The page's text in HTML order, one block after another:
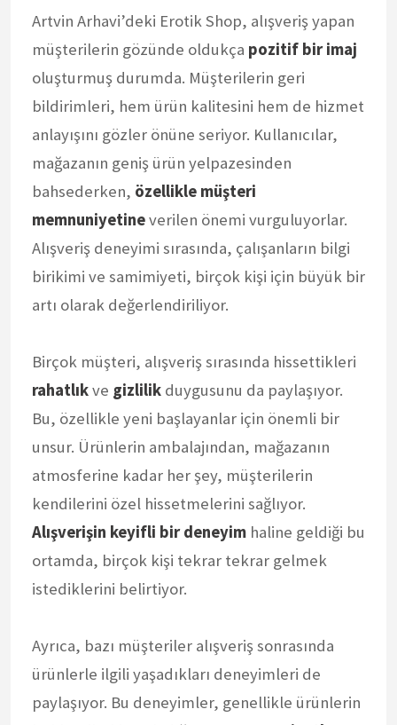
Artvin Arhavi’deki Erotik Shop, alışveriş yapan
müşterilerin gözünde oldukça pozitif bir imaj
oluşturmuş durumda. Müşterilerin geri
bildirimleri, hem ürün kalitesini hem de hizmet
anlayışını gözler önüne seriyor. Kullanıcılar,
mağazanın geniş ürün yelpazesinden
bahsederken, özellikle müşteri
memnuniyetineverilen önemi vurguluyorlar.
Alışveriş deneyimi sırasında, çalışanların bilgi
birikimi ve samimiyeti, birçok kişi için büyük bir
artı olarak değerlendiriliyor.
Birçok müşteri, alışveriş sırasında hissettikleri
rahatlıkve gizlilik duygusunu da paylaşıyor.
Bu, özellikle yeni başlayanlar için önemli bir
unsur. Ürünlerin ambalajından, mağazanın
atmosferine kadar her şey, müşterilerin
kendilerini özel hissetmelerini sağlıyor.
Alışverişin keyifli bir deneyim haline geldiği bu
ortamda, birçok kişi tekrar tekrar gelmek
istediklerini belirtiyor.
Ayrıca, bazı müşteriler alışveriş sonrasında
ürünlerle ilgili yaşadıkları deneyimleri de
paylaşıyor. Bu deneyimler, genellikle ürünlerin